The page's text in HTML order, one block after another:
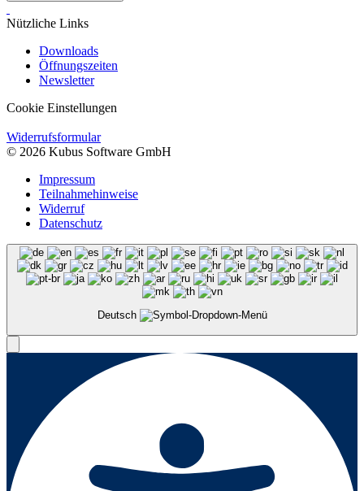
Nützliche Links
Downloads
Öffnungszeiten
Newsletter
Cookie Einstellungen
Widerrufsformular
© 2026 Kubus Software GmbH
Impressum
Teilnahmehinweise
Widerruf
Datenschutz
Deutsch